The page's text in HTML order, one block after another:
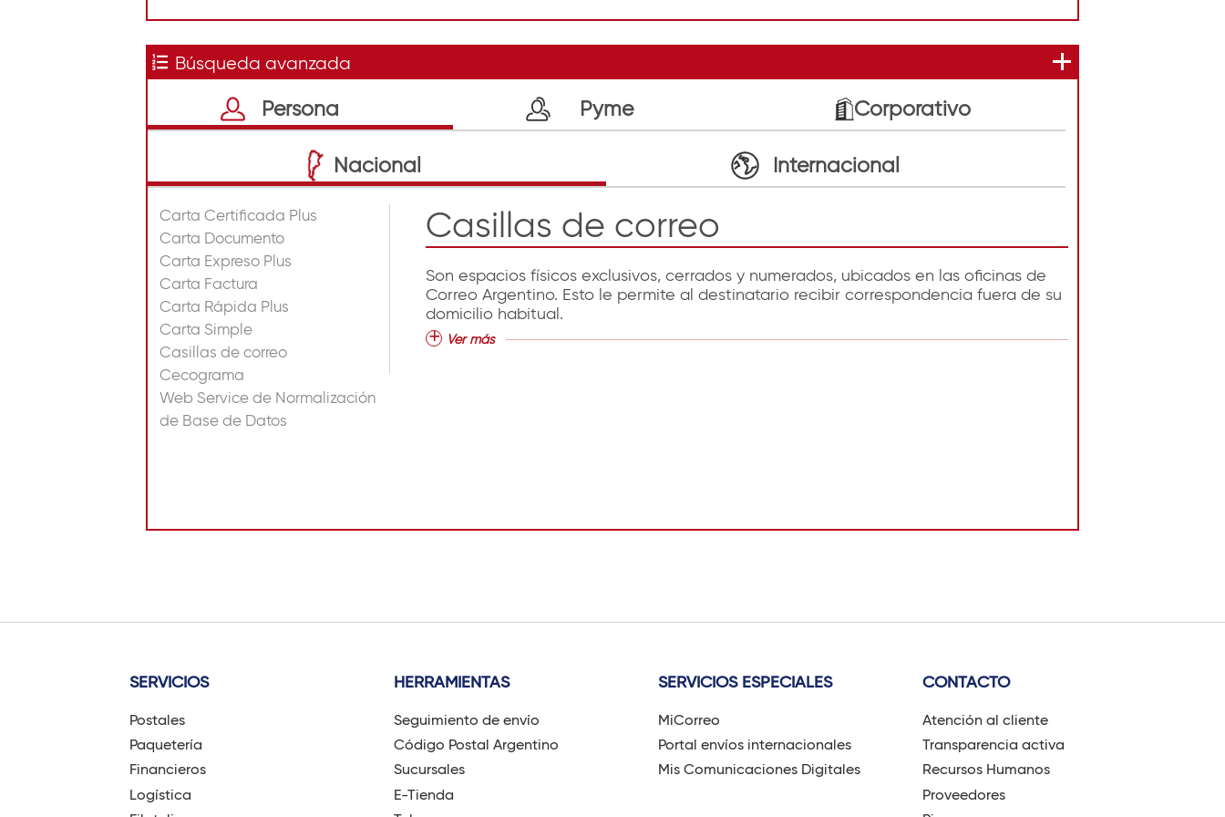
Búsqueda avanzada
Persona Pyme Corporativo
Nacional Internacional
Casillas de correo
Son espacios físicos exclusivos, cerrados y numerados, ubicados en las oficinas de
Correo Argentino. Esto le permite al destinatario recibir correspondencia fuera de su
domicilio habitual.
Ver más
Carta Certificada Plus
Carta Documento
Carta Expreso Plus
Carta Factura
Carta Rápida Plus
Carta Simple
Casillas de correo
Cecograma
Web Service de Normalización
de Base de Datos
SERVICIOS
Postales
Paquetería
Financieros
Logística
HERRAMIENTAS
Seguimiento de envío
Código Postal Argentino
Sucursales
E-Tienda
SERVICIOS ESPECIALES
MiCorreo
Portal envíos internacionales
Mis Comunicaciones Digitales
CONTACTO
Atención al cliente
Transparencia activa
Recursos Humanos
Proveedores